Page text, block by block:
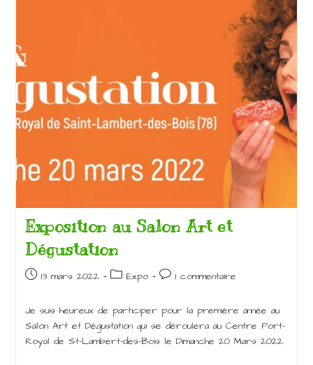
Exposition au Salon Art et
Dégustation
Publication
13 mars 2022
PostExpo
Commentaires
publication :
1 commentaire
Je suis heureux de participer pour la première année au
Salon Art et Dégustation qui se déroulera au Centre Port-
Royal de St-Lambert-des-Bois le Dimanche 20 Mars 2022.